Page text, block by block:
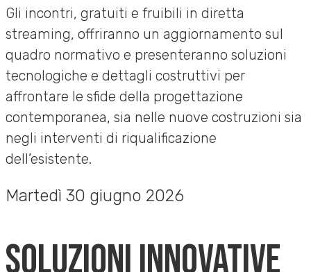
Gli incontri, gratuiti e fruibili in diretta
streaming, offriranno un aggiornamento sul
quadro normativo e presenteranno soluzioni
tecnologiche e dettagli costruttivi per
affrontare le sfide della progettazione
contemporanea, sia nelle nuove costruzioni sia
negli interventi di riqualificazione
dell’esistente.
Martedì 30 giugno 2026
SOLUZIONI INNOVATIVE